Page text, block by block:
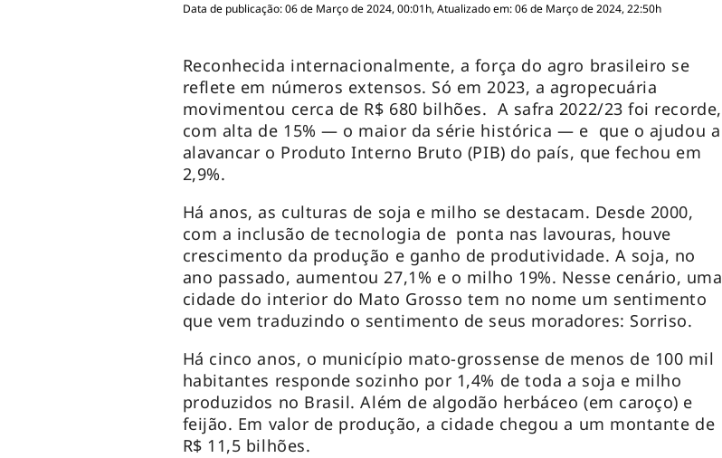
Data de publicação: 06 de Março de 2024, 00:01h, Atualizado em: 06 de Março de 2024, 22:50h
Reconhecida internacionalmente, a força do agro brasileiro se
reflete em números extensos. Só em 2023, a agropecuária
movimentou cerca de R$ 680 bilhões. A safra 2022/23 foi recorde,
com alta de 15% — o maior da série histórica — e que o ajudou a
alavancar o Produto Interno Bruto (PIB) do país, que fechou em
2,9%.
Há anos, as culturas de soja e milho se destacam. Desde 2000,
com a inclusão de tecnologia de ponta nas lavouras, houve
crescimento da produção e ganho de produtividade. A soja, no
ano passado, aumentou 27,1% e o milho 19%. Nesse cenário, uma
cidade do interior do Mato Grosso tem no nome um sentimento
que vem traduzindo o sentimento de seus moradores: Sorriso.
Há cinco anos, o município mato-grossense de menos de 100 mil
habitantes responde sozinho por 1,4% de toda a soja e milho
produzidos no Brasil. Além de algodão herbáceo (em caroço) e
feijão. Em valor de produção, a cidade chegou a um montante de
R$ 11,5 bilhões.